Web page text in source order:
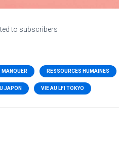
to subscribers
MANQUER RESSOURCES HUMAINES
JAPON VIE AU LFI TOKYO